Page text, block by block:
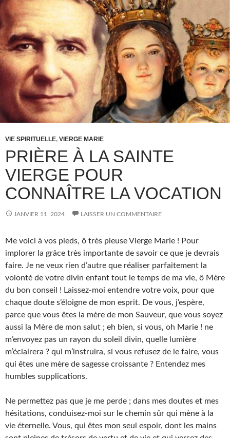
VIE SPIRITUELLE, VIERGE MARIE
PRIÈRE À LA SAINTE
VIERGE POUR
CONNAÎTRE LA VOCATION
JANVIER 11, 2024 LAISSER UN COMMENTAIRE
Me voici à vos pieds, ô très pieuse Vierge Marie ! Pour
implorer la grâce très importante de savoir ce que je devrais
faire. Je ne veux rien d’autre que réaliser parfaitement la
volonté de votre divin enfant tout le temps de ma vie, ô Mère
du bon conseil ! Laissez-moi entendre votre voix, pour que
chaque doute s’éloigne de mon esprit. De vous, j’espère,
parce que vous êtes la mère de mon Sauveur, que vous soyez
aussi la Mère de mon salut ; eh bien, si vous, oh Marie ! ne
m’envoyez pas un rayon du soleil divin, quelle lumière
m’éclairera ? qui m’instruira, si vous refusez de le faire, vous
qui êtes une mère de sagesse croissante ? Entendez mes
humbles supplications.
Ne permettez pas que je me perde ; dans mes doutes et mes
hésitations, conduisez-moi sur le chemin sûr qui mène à la
vie éternelle. Vous, qui êtes mon seul espoir, dont les mains